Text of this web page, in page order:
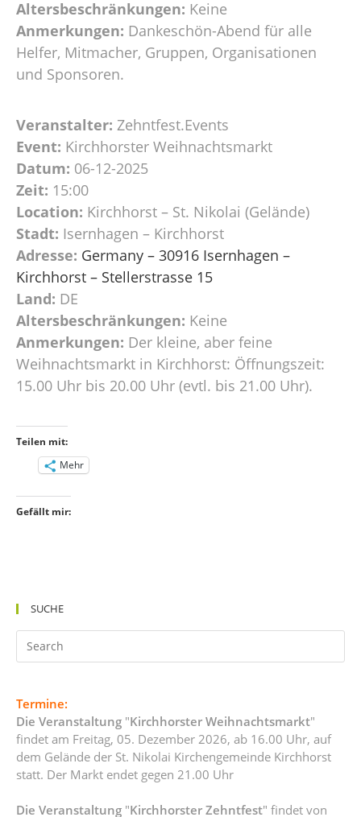
Altersbeschränkungen: Keine
Anmerkungen: Dankeschön-Abend für alle
Helfer, Mitmacher, Gruppen, Organisationen
und Sponsoren.
Veranstalter: Zehntfest.Events
Event: Kirchhorster Weihnachtsmarkt
Datum: 06-12-2025
Zeit: 15:00
Location: Kirchhorst – St. Nikolai (Gelände)
Stadt: Isernhagen – Kirchhorst
Adresse: Germany – 30916 Isernhagen –
Kirchhorst – Stellerstrasse 15
Land: DE
Altersbeschränkungen: Keine
Anmerkungen: Der kleine, aber feine
Weihnachtsmarkt in Kirchhorst: Öffnungszeit:
15.00 Uhr bis 20.00 Uhr (evtl. bis 21.00 Uhr).
Teilen mit:
Mehr
Gefällt mir:
SUCHE
Termine:
Die Veranstaltung "Kirchhorster Weihnachtsmarkt"
findet am Freitag, 05. Dezember 2026, ab 16.00 Uhr, auf
dem Gelände der St. Nikolai Kirchengemeinde Kirchhorst
statt. Der Markt endet gegen 21.00 Uhr
Die Veranstaltung "Kirchhorster Zehntfest" findet von